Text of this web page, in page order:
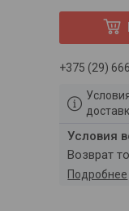
+375 (29)
возврат
Подробнее